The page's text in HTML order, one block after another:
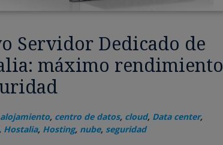
Servidor Dedicado de
máximo rendimiento
alojamiento, centro de datos, cloud, Data center,
Hostalia, Hosting, nube, seguridad